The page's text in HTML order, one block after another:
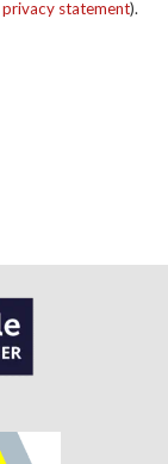
privacy statement).